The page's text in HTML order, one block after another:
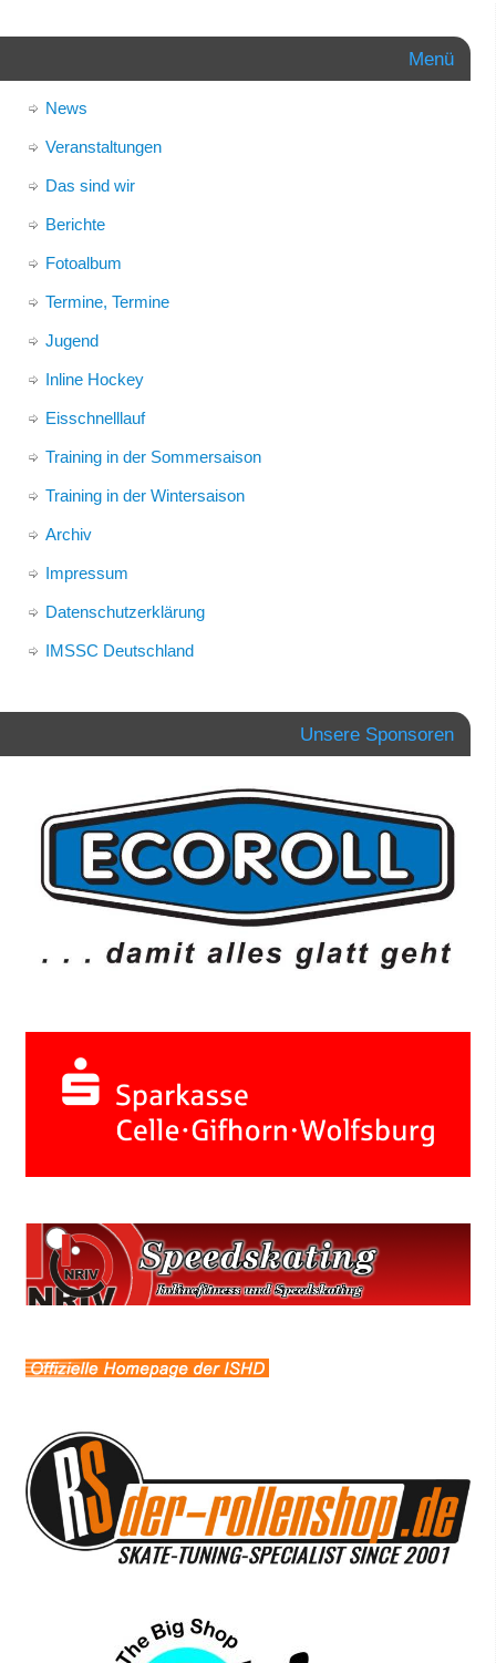
Menü
News
Veranstaltungen
Das sind wir
Berichte
Fotoalbum
Termine, Termine
Jugend
Inline Hockey
Eisschnelllauf
Training in der Sommersaison
Training in der Wintersaison
Archiv
Impressum
Datenschutzerklärung
IMSSC Deutschland
Unsere Sponsoren